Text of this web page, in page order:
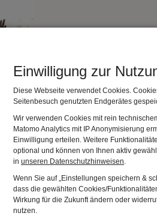
Einwilligung zur
Diese Webseite verwendet Cookies.
Seitenbesuch genutzten Endgerätes
Wir verwenden Cookies mit rein
Matomo Analytics mit IP Anonymisierung
Einwilligung erteilen. Weitere
optional und können von Ihnen aktiv
in unseren Datenschutzhinweisen.
Wenn Sie auf „Einstellungen speichern &
dass die gewählten Cookies/
Wirkung für die Zukunft ändern oder
nutzen.
Hans-Joachim
Vom fastnachtlichen
Hauptkatalog des
10,00 €